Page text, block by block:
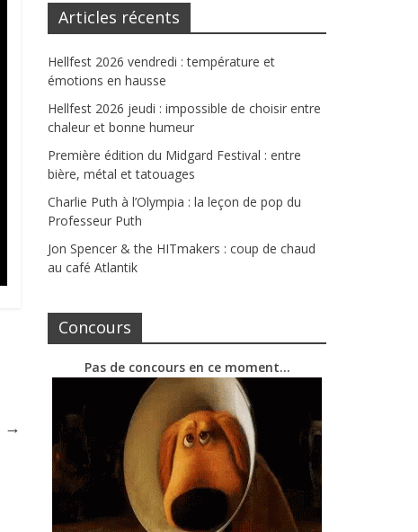
→
Articles récents
Hellfest 2026 vendredi : température et
émotions en hausse
Hellfest 2026 jeudi : impossible de choisir entre
chaleur et bonne humeur
Première édition du Midgard Festival : entre
bière, métal et tatouages
Charlie Puth à l’Olympia : la leçon de pop du
Professeur Puth
Jon Spencer & the HITmakers : coup de chaud
au café Atlantik
Concours
Pas de concours en ce moment…